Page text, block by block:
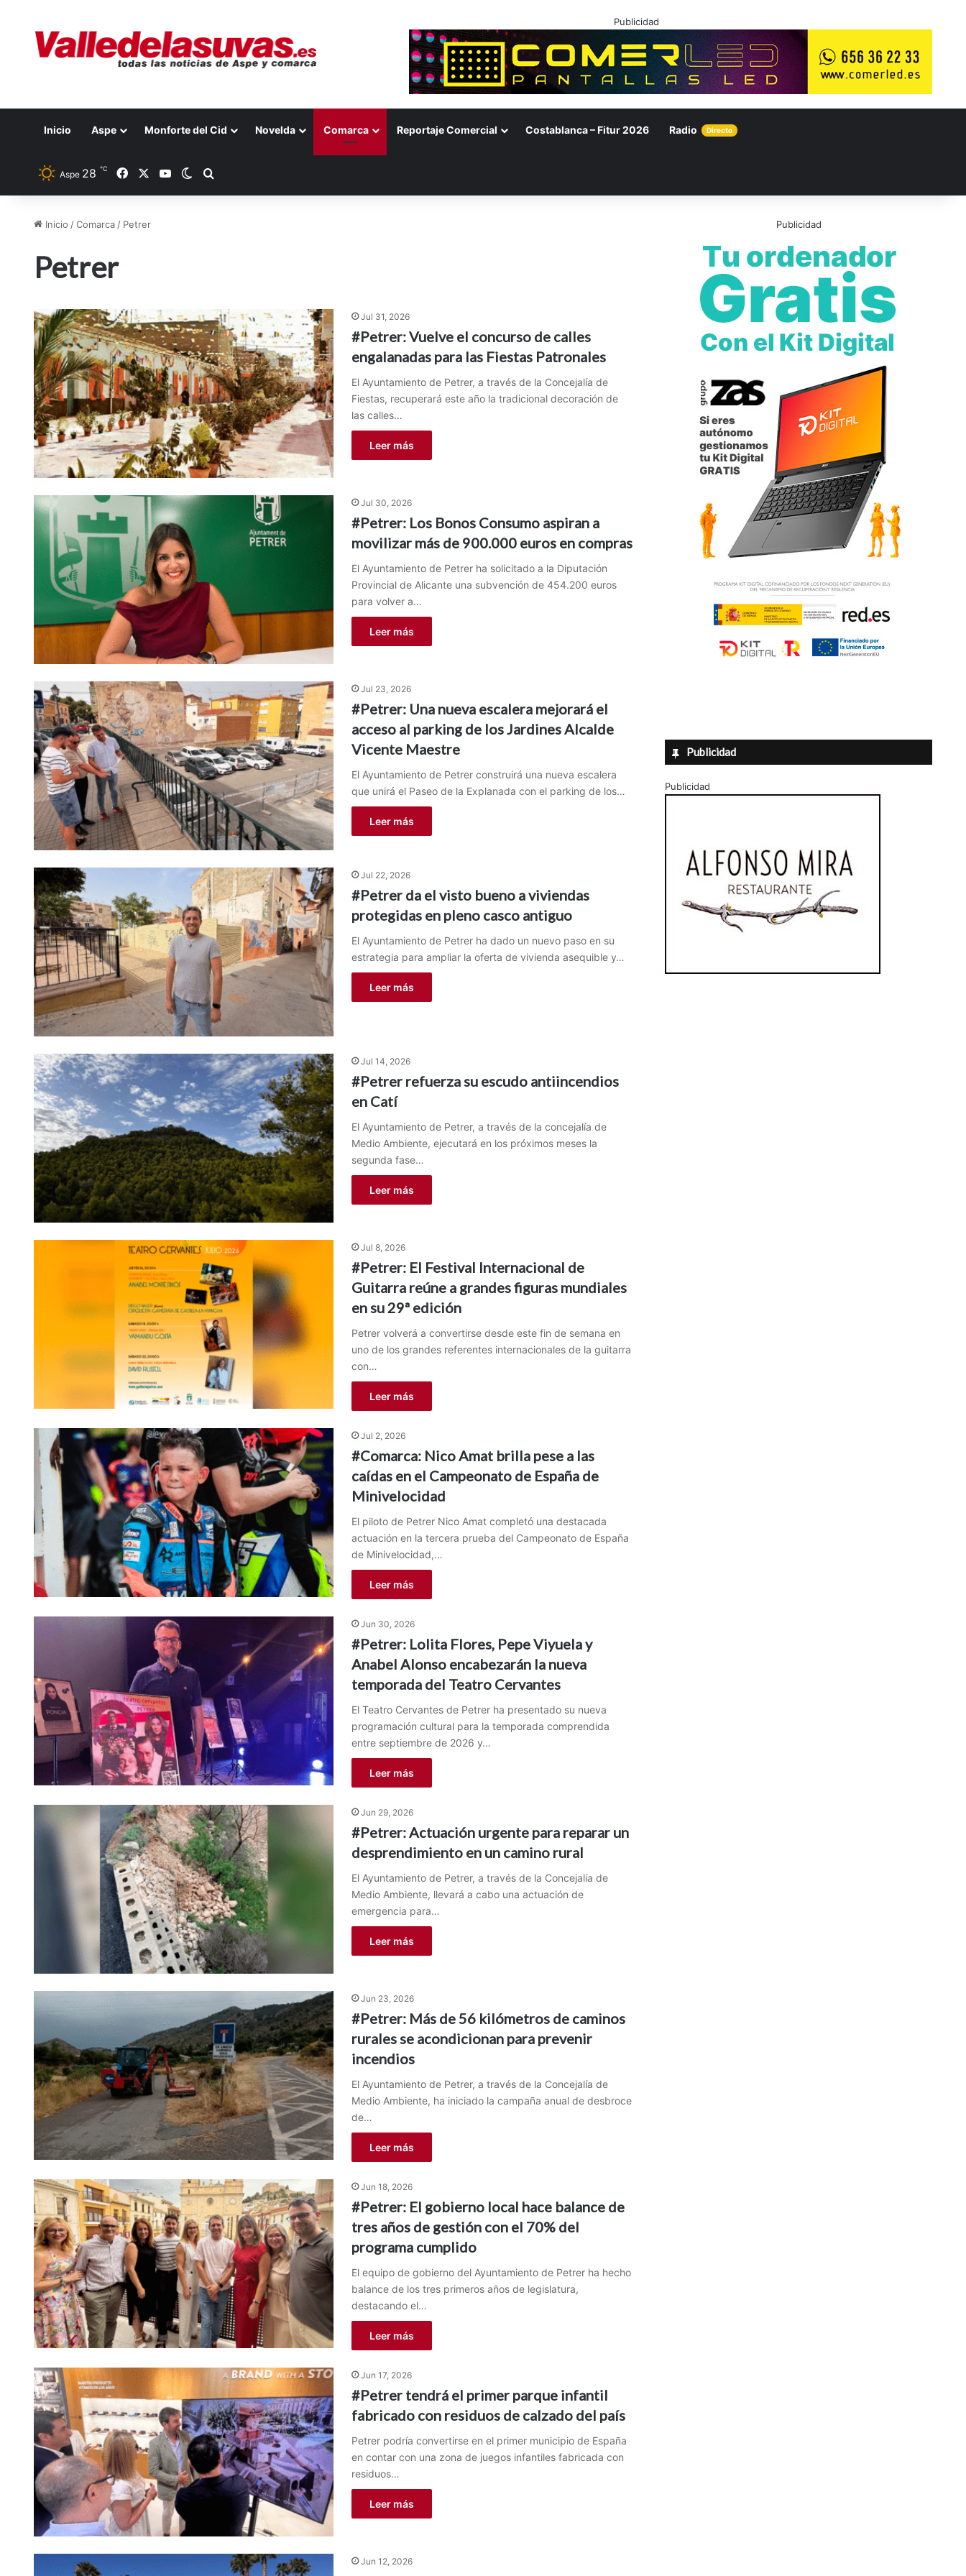
Publicidad
Inicio Aspe Monforte del Cid Novelda Comarca Reportaje Comercial Costablanca – Fitur 2026 Radio Directo
Aspe 28 ℃ FacebookYouTubeSwitch skin
Inicio /Comarca / Petrer
Petrer
Jul 31, 2026
#Petrer: Vuelve el concurso de calles
engalanadas para las Fiestas Patronales
El Ayuntamiento de Petrer, a través de la Concejalía de
Fiestas, recuperará este año la tradicional decoración de
las calles…
Leer más
Jul 30, 2026
#Petrer: Los Bonos Consumo aspiran a
movilizar más de 900.000 euros en compras
El Ayuntamiento de Petrer ha solicitado a la Diputación
Provincial de Alicante una subvención de 454.200 euros
para volver a…
Leer más
Jul 23, 2026
#Petrer: Una nueva escalera mejorará el
acceso al parking de los Jardines Alcalde
Vicente Maestre
El Ayuntamiento de Petrer construirá una nueva escalera
que unirá el Paseo de la Explanada con el parking de los…
Leer más
Jul 22, 2026
#Petrer da el visto bueno a viviendas
protegidas en pleno casco antiguo
El Ayuntamiento de Petrer ha dado un nuevo paso en su
estrategia para ampliar la oferta de vivienda asequible y…
Leer más
Jul 14, 2026
#Petrer refuerza su escudo antiincendios
en Catí
El Ayuntamiento de Petrer, a través de la concejalía de
Medio Ambiente, ejecutará en los próximos meses la
segunda fase…
Leer más
Jul 8, 2026
#Petrer: El Festival Internacional de
Guitarra reúne a grandes figuras mundiales
en su 29ª edición
Petrer volverá a convertirse desde este fin de semana en
uno de los grandes referentes internacionales de la guitarra
con…
Leer más
Jul 2, 2026
#Comarca: Nico Amat brilla pese a las
caídas en el Campeonato de España de
Minivelocidad
El piloto de Petrer Nico Amat completó una destacada
actuación en la tercera prueba del Campeonato de España
de Minivelocidad,…
Leer más
Jun 30, 2026
#Petrer: Lolita Flores, Pepe Viyuela y
Anabel Alonso encabezarán la nueva
temporada del Teatro Cervantes
El Teatro Cervantes de Petrer ha presentado su nueva
programación cultural para la temporada comprendida
entre septiembre de 2026 y…
Leer más
Jun 29, 2026
#Petrer: Actuación urgente para reparar un
desprendimiento en un camino rural
El Ayuntamiento de Petrer, a través de la Concejalía de
Medio Ambiente, llevará a cabo una actuación de
emergencia para…
Leer más
Jun 23, 2026
#Petrer: Más de 56 kilómetros de caminos
rurales se acondicionan para prevenir
incendios
El Ayuntamiento de Petrer, a través de la Concejalía de
Medio Ambiente, ha iniciado la campaña anual de desbroce
de…
Leer más
Jun 18, 2026
#Petrer: El gobierno local hace balance de
tres años de gestión con el 70% del
programa cumplido
El equipo de gobierno del Ayuntamiento de Petrer ha hecho
balance de los tres primeros años de legislatura,
destacando el…
Leer más
Jun 17, 2026
#Petrer tendrá el primer parque infantil
fabricado con residuos de calzado del país
Petrer podría convertirse en el primer municipio de España
en contar con una zona de juegos infantiles fabricada con
residuos…
Leer más
Jun 12, 2026
Publicidad
Publicidad
Publicidad